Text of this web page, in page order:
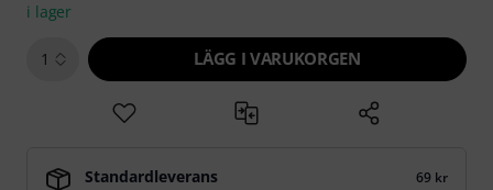
i lager
1 LÄGG I VARUKORGEN
Standardleverans
69 kr